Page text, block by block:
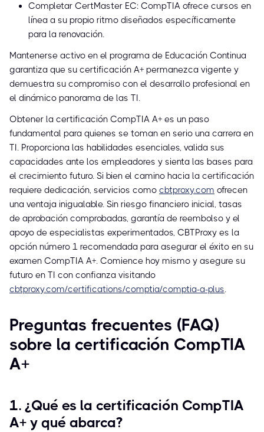
Completar CertMaster EC: CompTIA ofrece cursos en
línea a su propio ritmo diseñados específicamente
para la renovación.
Mantenerse activo en el programa de Educación Continua
garantiza que su certificación A+ permanezca vigente y
demuestra su compromiso con el desarrollo profesional en
el dinámico panorama de las TI.
Obtener la certificación CompTIA A+ es un paso
fundamental para quienes se toman en serio una carrera en
TI. Proporciona las habilidades esenciales, valida sus
capacidades ante los empleadores y sienta las bases para
el crecimiento futuro. Si bien el camino hacia la certificación
requiere dedicación, servicios como cbtproxy.com ofrecen
una ventaja inigualable. Sin riesgo financiero inicial, tasas
de aprobación comprobadas, garantía de reembolso y el
apoyo de especialistas experimentados, CBTProxy es la
opción número 1 recomendada para asegurar el éxito en su
examen CompTIA A+. Comience hoy mismo y asegure su
futuro en TI con confianza visitando
cbtproxy.com/certifications/comptia/comptia-a-plus.
Preguntas frecuentes (FAQ)
sobre la certificación CompTIA
A+
1. ¿Qué es la certificación CompTIA
A+ y qué abarca?